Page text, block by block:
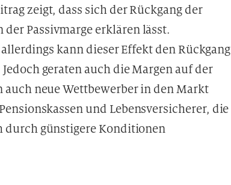
zeigt, dass sich der Rückgang der
Passivmarge erklären lässt.
kann dieser Effekt den Rückgang
geraten auch die Margen auf der
neue Wettbewerber in den Markt
und Lebensversicherer, die
durch günstigere Konditionen